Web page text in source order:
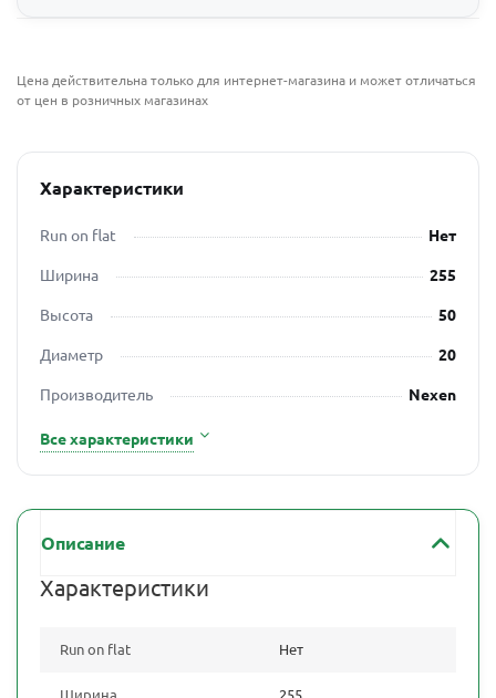
Цена действительна только для интернет-магазина и может отличаться
от цен в розничных магазинах
Характеристики
Run on flat
Нет
Ширина
255
Высота
50
Диаметр
20
Производитель
Nexen
Все характеристики
Описание
Характеристики
Run on flat Нет
Ширина 255